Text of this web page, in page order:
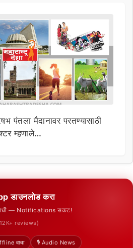
मैदानावर परतण्यासाठी
म्हणाले…
डाउनलोड करा
आधी — Notifications सकट!
reviews)
वाचा
🎙️ Audio News